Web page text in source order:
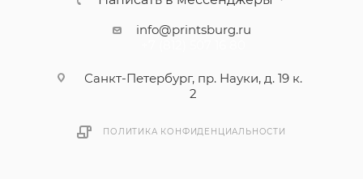
info@printsburg.ru
Санкт-Петербург, пр. Науки, д. 19 к.
2
ПОЛИТИКА КОНФИДЕНЦИАЛЬНОСТИ